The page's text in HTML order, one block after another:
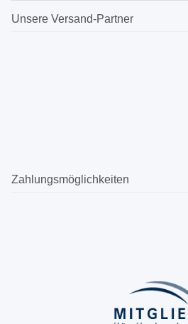
Unsere Versand-Partner
Zahlungsmöglichkeiten